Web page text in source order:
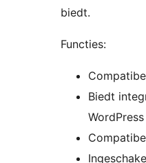
biedt.
Functies:
Biedt
WordPress